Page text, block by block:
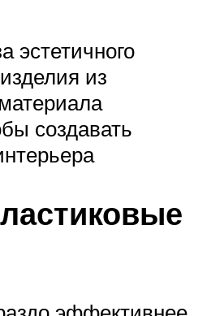
эстетичного
из
создавать